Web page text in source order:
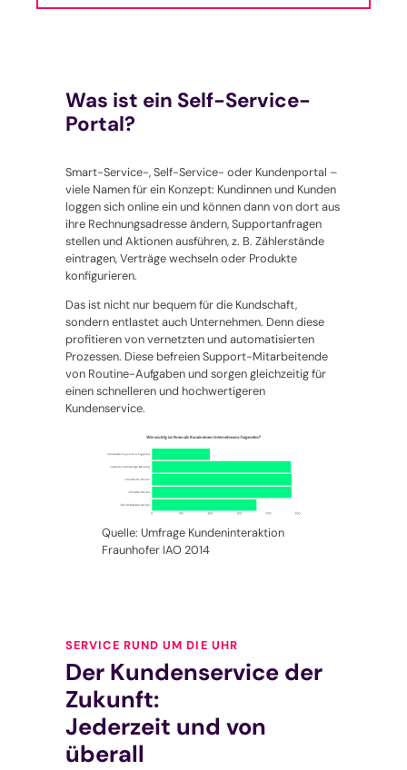
Was ist ein Self-Service-
Portal?
Smart-Service-, Self-Service- oder Kundenportal –
viele Namen für ein Konzept: Kundinnen und Kunden
loggen sich online ein und können dann von dort aus
ihre Rechnungsadresse ändern, Supportanfragen
stellen und Aktionen ausführen, z. B. Zählerstände
eintragen, Verträge wechseln oder Produkte
konfigurieren.
Das ist nicht nur bequem für die Kundschaft,
sondern entlastet auch Unternehmen. Denn diese
profitieren von vernetzten und automatisierten
Prozessen. Diese befreien Support-Mitarbeitende
von Routine-Aufgaben und sorgen gleichzeitig für
einen schnelleren und hochwertigeren
Kundenservice.
Quelle: Umfrage Kundeninteraktion
Fraunhofer IAO 2014
SERVICE RUND UM DIE UHR
Der Kundenservice der
Zukunft:
Jederzeit und von
überall